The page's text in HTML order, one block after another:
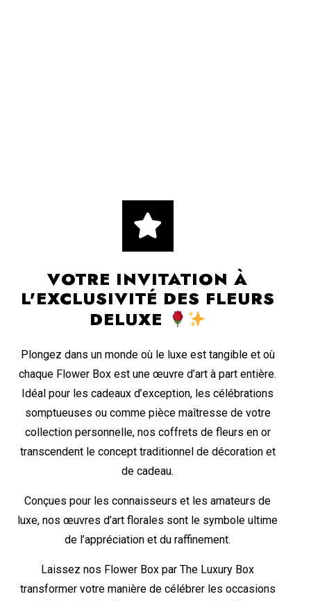
VOTRE INVITATION À
L'EXCLUSIVITÉ DES FLEURS
DELUXE
Plongez dans un monde où le luxe est tangible et où
chaque Flower Box est une œuvre d’art à part entière.
Idéal pour les cadeaux d’exception, les célébrations
somptueuses ou comme pièce maîtresse de votre
collection personnelle, nos coffrets de fleurs en or
transcendent le concept traditionnel de décoration et
de cadeau.
Conçues pour les connaisseurs et les amateurs de
luxe, nos œuvres d’art florales sont le symbole ultime
de l’appréciation et du raffinement.
Laissez nos Flower Box par The Luxury Box
transformer votre manière de célébrer les occasions